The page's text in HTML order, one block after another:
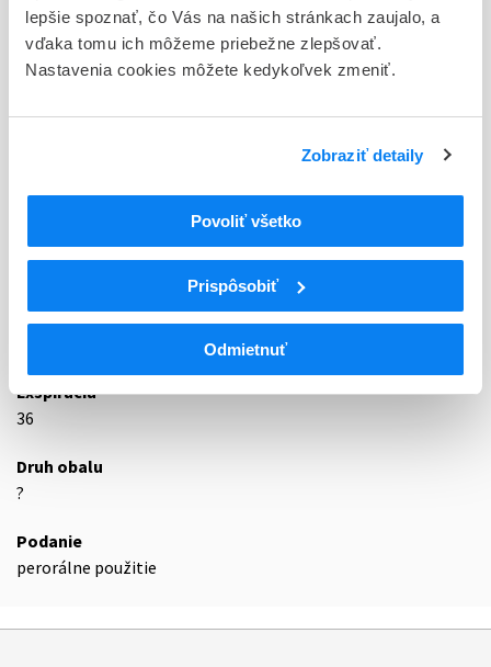
lepšie spoznať, čo Vás na našich stránkach zaujalo, a
vďaka tomu ich môžeme priebežne zlepšovať.
Nastavenia cookies môžete kedykoľvek zmeniť.
Zobraziť detaily
Povoliť všetko
Prispôsobiť
Odmietnuť
Držiteľ, krajina
Zentiva k.s., Česká republika
16 - ANTICOAGULANTIA (FIBRINOLYTICA, ANTIFIBRINOL.)
KRV A KRVOTVORNÉ ORGÁNY
ANTITROMBOTIKÁ
B01A
B01AC
Antiagreganciá trombocytov okrem heparínu
Klopidogrel
Exspirácia
36
Druh obalu
?
Podanie
perorálne použitie